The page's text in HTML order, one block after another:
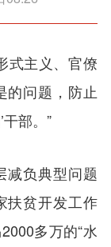
式主义、官僚
的问题，防止
部。”
减负典型问题
扶贫开发工作
多万的“水